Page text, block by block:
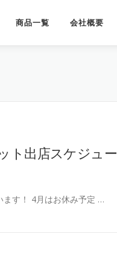
商品一覧 会社概要
ト出店スケジュー
ます！ 4月はお休み予定 …